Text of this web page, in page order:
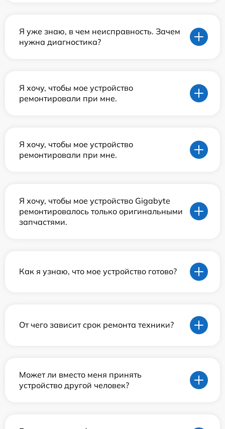
Я уже знаю, в чем неисправность. Зачем
нужна диагностика?
Я хочу, чтобы мое устройство
ремонтировали при мне.
Я хочу, чтобы мое устройство
ремонтировали при мне.
Я хочу, чтобы мое устройство Gigabyte
ремонтировалось только оригинальными
запчастями.
Как я узнаю, что мое устройство готово?
От чего зависит срок ремонта техники?
Может ли вместо меня принять
устройство другой человек?